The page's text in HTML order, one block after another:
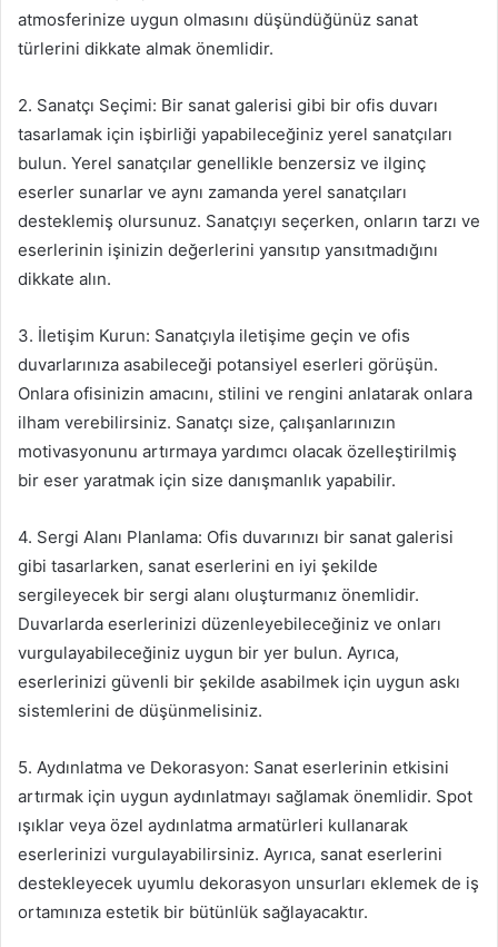
atmosferinize uygun olmasını düşündüğünüz sanat
türlerini dikkate almak önemlidir.
2. Sanatçı Seçimi: Bir sanat galerisi gibi bir ofis duvarı
tasarlamak için işbirliği yapabileceğiniz yerel sanatçıları
bulun. Yerel sanatçılar genellikle benzersiz ve ilginç
eserler sunarlar ve aynı zamanda yerel sanatçıları
desteklemiş olursunuz. Sanatçıyı seçerken, onların tarzı ve
eserlerinin işinizin değerlerini yansıtıp yansıtmadığını
dikkate alın.
3. İletişim Kurun: Sanatçıyla iletişime geçin ve ofis
duvarlarınıza asabileceği potansiyel eserleri görüşün.
Onlara ofisinizin amacını, stilini ve rengini anlatarak onlara
ilham verebilirsiniz. Sanatçı size, çalışanlarınızın
motivasyonunu artırmaya yardımcı olacak özelleştirilmiş
bir eser yaratmak için size danışmanlık yapabilir.
4. Sergi Alanı Planlama: Ofis duvarınızı bir sanat galerisi
gibi tasarlarken, sanat eserlerini en iyi şekilde
sergileyecek bir sergi alanı oluşturmanız önemlidir.
Duvarlarda eserlerinizi düzenleyebileceğiniz ve onları
vurgulayabileceğiniz uygun bir yer bulun. Ayrıca,
eserlerinizi güvenli bir şekilde asabilmek için uygun askı
sistemlerini de düşünmelisiniz.
5. Aydınlatma ve Dekorasyon: Sanat eserlerinin etkisini
artırmak için uygun aydınlatmayı sağlamak önemlidir. Spot
ışıklar veya özel aydınlatma armatürleri kullanarak
eserlerinizi vurgulayabilirsiniz. Ayrıca, sanat eserlerini
destekleyecek uyumlu dekorasyon unsurları eklemek de iş
ortamınıza estetik bir bütünlük sağlayacaktır.